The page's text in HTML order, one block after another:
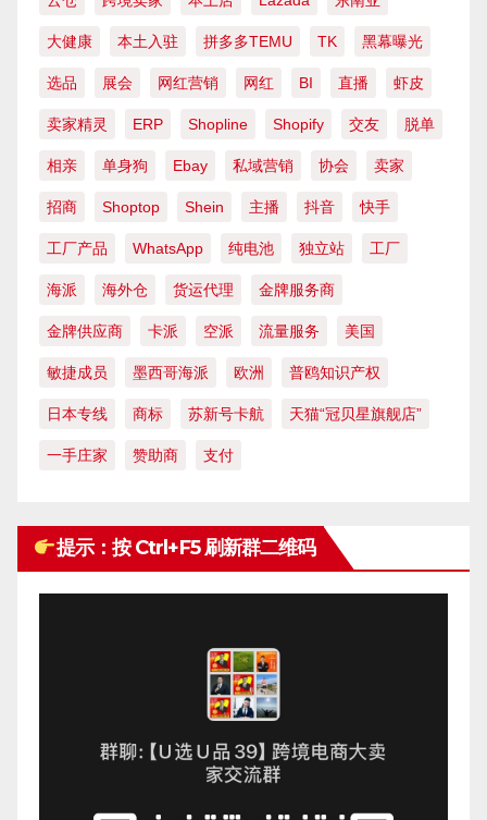
大健康 本土入驻 拼多多TEMU TK 黑幕曝光
选品 展会 网红营销 网红 BI 直播 虾皮
卖家精灵 ERP Shopline Shopify 交友 脱单
相亲 单身狗 Ebay 私域营销 协会 卖家
招商 Shoptop Shein 主播 抖音 快手
工厂产品 WhatsApp 纯电池 独立站 工厂
海派 海外仓 货运代理 金牌服务商
金牌供应商 卡派 空派 流量服务 美国
敏捷成员 墨西哥海派 欧洲 普鸥知识产权
日本专线 商标 苏新号卡航 天猫“冠贝星旗舰店”
一手庄家 赞助商 支付
提示：按 Ctrl+F5 刷新群二维码